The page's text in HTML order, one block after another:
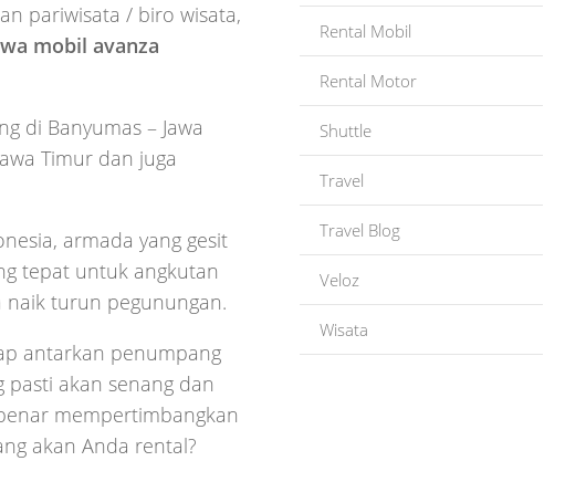
pariwisata / biro wisata,
mobil avanza
di Banyumas – Jawa
Timur dan juga
armada yang gesit
tepat untuk angkutan
turun pegunungan.
antarkan penumpang
akan senang dan
mempertimbangkan
akan Anda rental?
Rental Mobil
Rental Motor
Shuttle
Travel
Travel Blog
Veloz
Wisata